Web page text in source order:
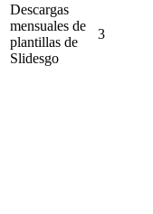
Descargas
mensuales de
plantillas de
Slidesgo
3